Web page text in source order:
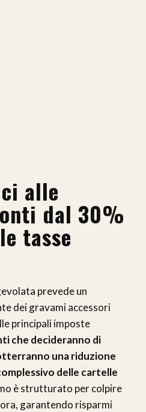
alle
dal 30%
tasse
prevede un
dei gravami accessori
principali imposte
che decideranno di
una riduzione
delle cartelle
è strutturato per colpire
garantendo risparmi